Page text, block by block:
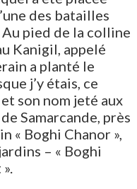
des batailles
pied de la colline
Kanigil, appelé
a planté le
j’y étais, ce
son nom jeté aux
Samarcande, près
« Boghi Chanor »,
– « Boghi